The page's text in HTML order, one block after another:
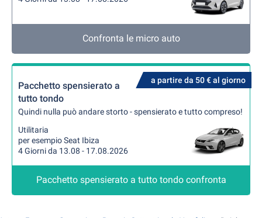
Confronta le micro auto
a partire da 50 € al giorno
Pacchetto spensierato a
tutto tondo
Quindi nulla può andare storto - spensierato e tutto compreso!
Utilitaria
per esempio Seat Ibiza
4 Giorni da 13.08 - 17.08.2026
Pacchetto spensierato a tutto tondo confronta